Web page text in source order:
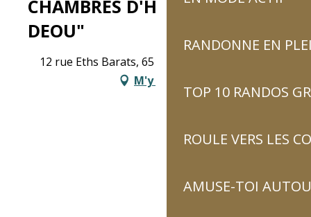
RANDONNE EN
TOP 10 RANDOS
ROULE VERS LES
AMUSE-TOI
CHAMBRES D'HÔTES "MAISON
DEOU"
12 rue Eths Barats, 65120 Luz-Saint-Sauveur
M'y rendre